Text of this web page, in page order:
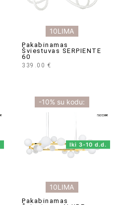
10LIMA
Pakabinamas
Šviestuvas SERPIENTE
60
339.00 €
10LIMA
-10% su kodu:
Iki 3-10 d.d.
Pakabinamas